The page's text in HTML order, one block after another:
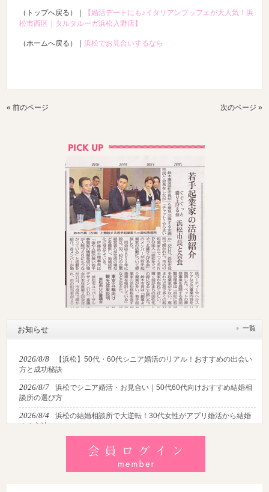
（トップへ戻る）｜
【婚活デートにも♪イタリアンブッフェが大人気！浜
松市西区｜タルタルーガ浜松入野店】
（ホームへ戻る）｜浜松でお見合いするなら
« 前のページ 次のページ »
お知らせ 一覧
2026/8/8
【浜松】50代・60代シニア婚活のリアル！おすすめの出会い
方と成功秘訣
2026/8/7
浜松でシニア婚活・お見合い｜50代60代向けおすすめ結婚相
談所の選び方
2026/8/4
浜松の結婚相談所で大逆転！30代女性がアプリ婚活から結婚
する方法
【2026最新】猛暑でも成婚！夏の婚活おすすめイベント＆涼
しいデートの服装・スポット徹底解説
【浜松】アラフォー男性が婚活で無双する3つの戦略！30代